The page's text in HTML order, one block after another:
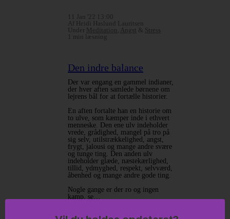
11 Jan '22 13:00
Af Heidi Haslund Lauritsen
Under Meditation Angst & Stress
1 min læsning
Den indre balance
Der var engang en gammel indianer,
der hver aften samlede børnene om
lejrens bål for at fortælle historier.
En aften fortalte han en historie om
to ulve, som kæmper inde i ethvert
menneske. Den ene ulv indeholder
vrede, grådighed, mangel på tro på
sig selv, utilstrækkelighed, angst,
frygt, jalousi og mange andre svære
og tunge ting. Den anden ulv
indeholder glæde, næstekærlighed,
tillid, ydmyghed, respekt, selvværd,
åbenhed og mange andre gode ting.
Nogle gange er der ro og ingen
kamp, se…